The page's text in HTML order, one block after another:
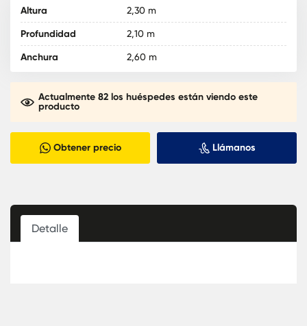
Altura 2,30 m
Profundidad 2,10 m
Anchura 2,60 m
Actualmente 82 los huéspedes están viendo este
producto
Obtener precio Llámanos
Detalle